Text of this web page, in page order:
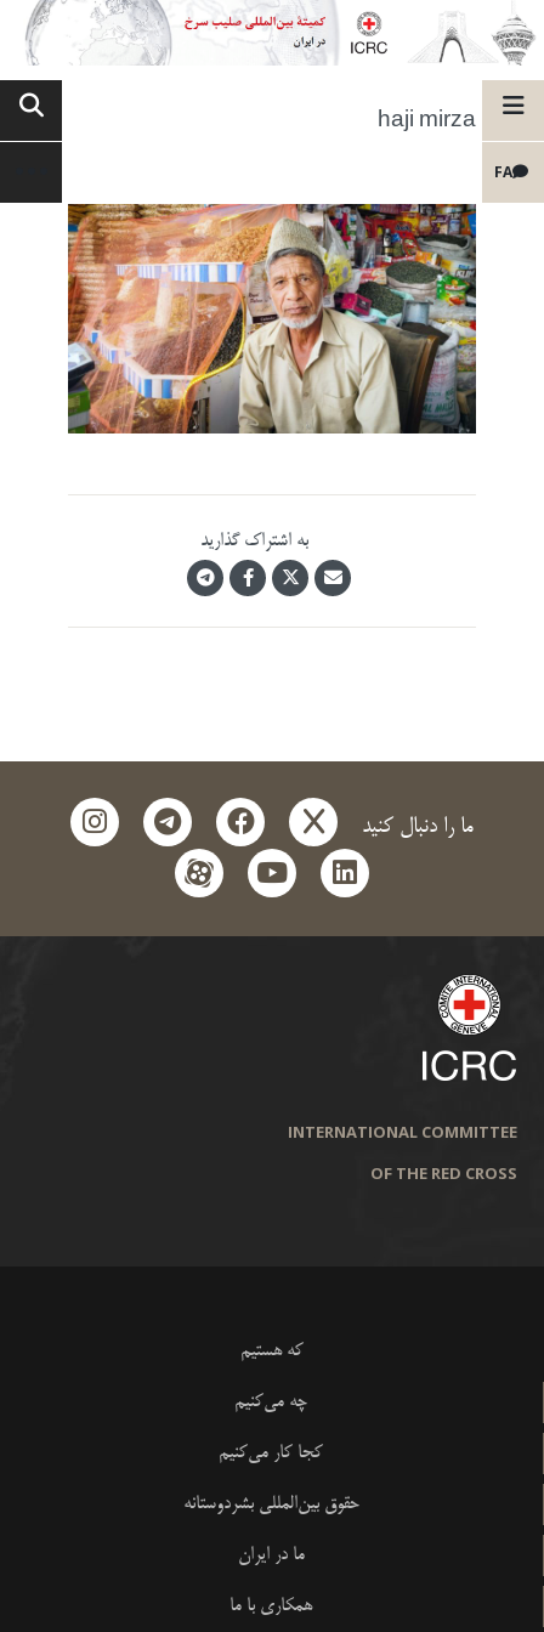
FA
haji mirza
به اشتراک گذارید
ما را دنبال کنید x
facebook
telegram
instagram
linkedin
youtube
aparat
INTERNATIONAL COMMITTEE
OF THE RED CROSS
که هستیم
چه می‌کنیم
کجا کار می‌کنیم
حقوق بین‌المللی بشردوستانه
ما در ایران
همکاری با ما